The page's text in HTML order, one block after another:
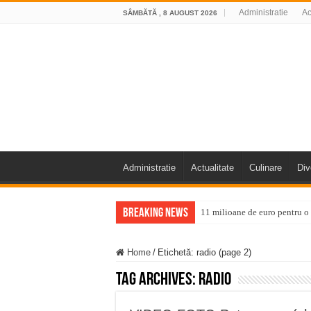
SÂMBĂTĂ , 8 AUGUST 2026 Administratie
Administratie Actualitate Culinare
Breaking News 11 milioane de euro pentru
Întreruperi temporare ale
ANUNŢ OPRIRE ANUNŢ
Home / Etichetă: radio (page 2)
Tag Archives: radio